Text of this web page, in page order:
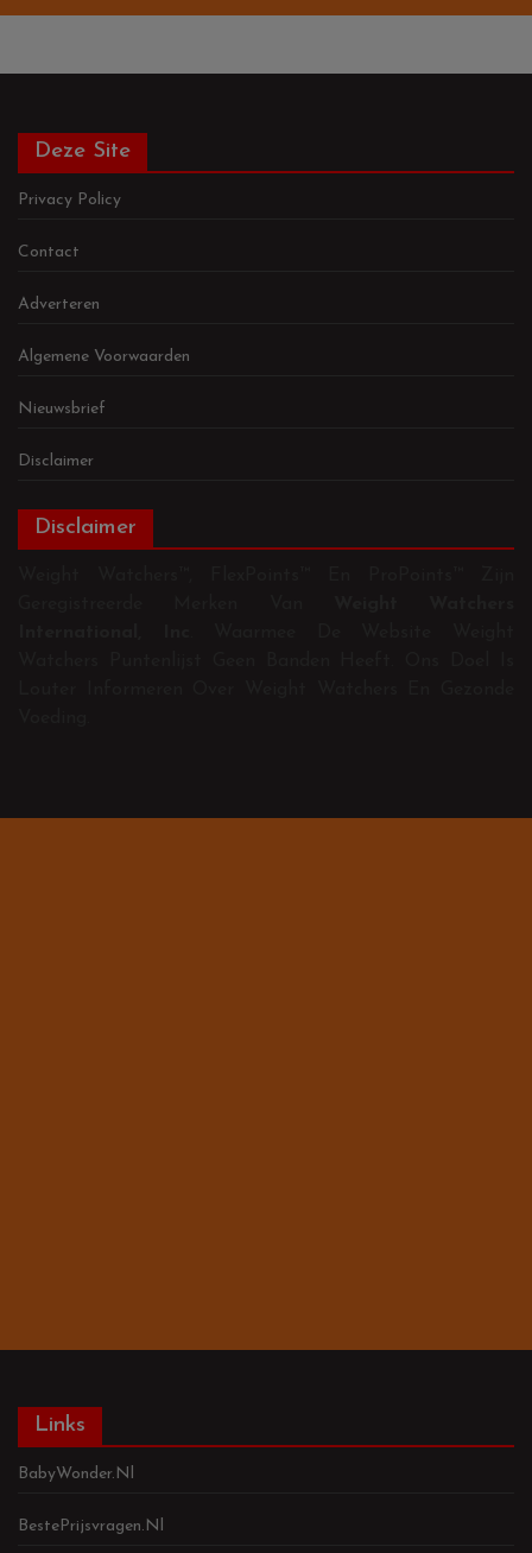
Deze Site
Privacy Policy
Contact
Adverteren
Algemene Voorwaarden
Nieuwsbrief
Disclaimer
Disclaimer
Links
BabyWonder.nl
BestePrijsvragen.nl